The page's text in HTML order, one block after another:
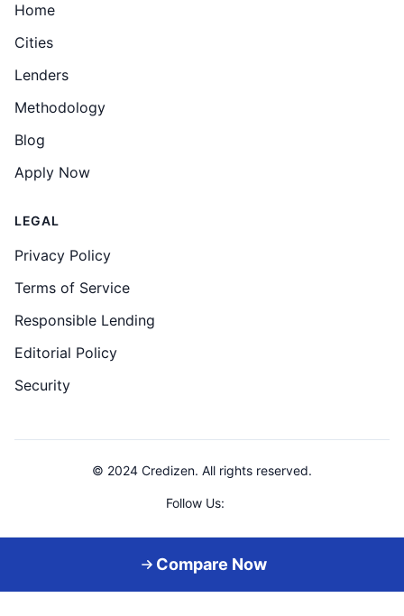
Compare Now
Home
Cities
Lenders
Methodology
Blog
Apply Now
LEGAL
Privacy Policy
Terms of Service
Responsible Lending
Editorial Policy
Security
© 2024 Credizen. All rights reserved.
Follow Us:
Credizen is a loan comparison service. We do not provide loans directly.
⚠️ You must be 18+ to apply for a loan • Borrow responsibly